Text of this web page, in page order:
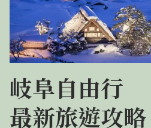
岐阜自由行
最新旅遊攻略